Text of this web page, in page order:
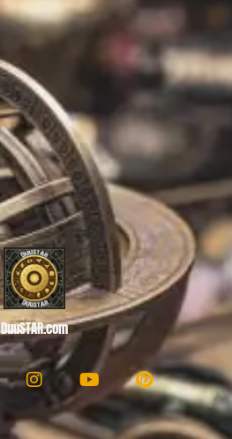
DuuSTAR.com
I
n
t
Y
o
u
t
P
i
n
t